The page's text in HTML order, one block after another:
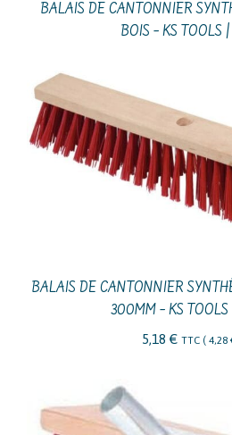
BALAIS DE CANTONNIER
BOIS – KS TOOLS |
BALAIS DE CANTONNIER
300MM – KS TOOLS
5,18 € TTC ( 4,28